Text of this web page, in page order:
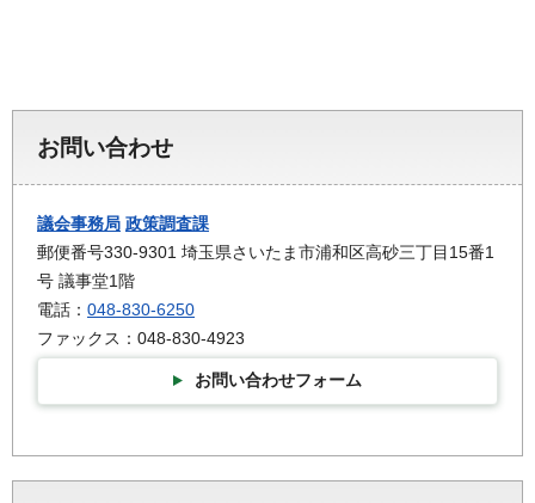
お問い合わせ
議会事務局 政策調査課
郵便番号330-9301 埼玉県さいたま市浦和区高砂三丁目15番1
号 議事堂1階
電話： 048-830-6250
ファックス：048-830-4923
お問い合わせフォーム